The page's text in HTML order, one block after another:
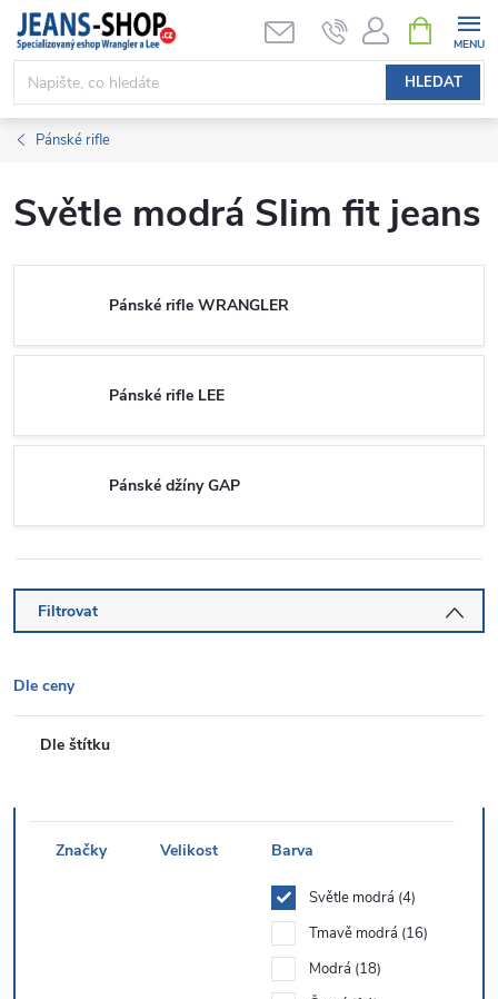
Přejít
obsah
HLEDAT
NÁKUPNÍ
KOŠÍK
Pánské rifle
Světle modrá Slim fit jeans
Pánské rifle WRANGLER
Pánské rifle LEE
Pánské džíny GAP
Filtrovat
Dle ceny
Dle štítku
Značky Velikost Barva
Světle modrá 4
Tmavě modrá 16
Modrá 18